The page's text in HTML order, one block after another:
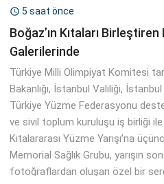
 5 saat önce
Boğaz’ın Kıtaları
Galerilerinde
Türkiye Milli Olimpiyat Komitesi
Bakanlığı, İstanbul Valiliği,
Türkiye Yüzme Federasyonu
ve sivil toplum kuruluşu iş birliği
Kıtalararası Yüzme Yarışı’na
Memorial Sağlık Grubu, yarışın
fotoğraflardan oluşan özel bir